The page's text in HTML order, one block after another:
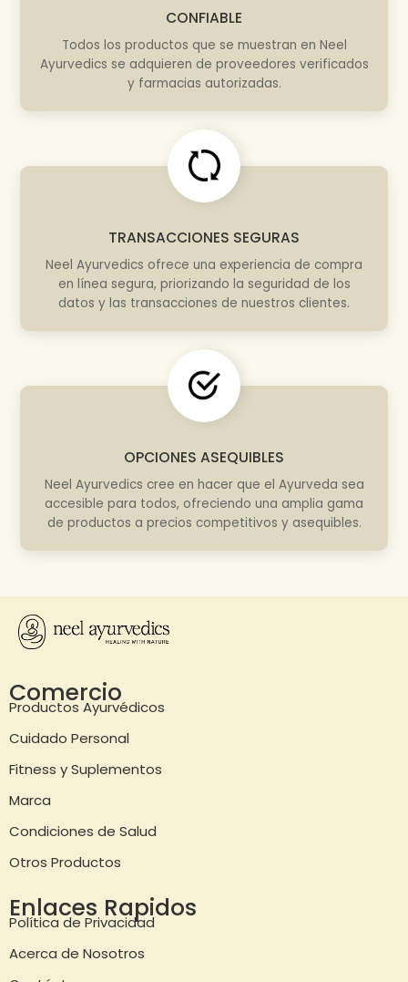
CONFIABLE
Todos los productos que se muestran en Neel
Ayurvedics se adquieren de proveedores verificados
y farmacias autorizadas.
TRANSACCIONES SEGURAS
Neel Ayurvedics ofrece una experiencia de compra
en línea segura, priorizando la seguridad de los
datos y las transacciones de nuestros clientes.
OPCIONES ASEQUIBLES
Neel Ayurvedics cree en hacer que el Ayurveda sea
accesible para todos, ofreciendo una amplia gama
de productos a precios competitivos y asequibles.
Comercio
Productos Ayurvédicos
Cuidado Personal
Fitness y Suplementos
Marca
Condiciones de Salud
Otros Productos
Enlaces Rapidos
Política de Privacidad
Acerca de Nosotros